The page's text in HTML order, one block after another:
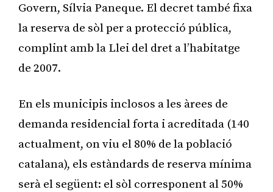
Govern, Sílvia Paneque. El decret també fixa
la reserva de sòl per a protecció pública,
complint amb la Llei del dret a l’habitatge
de 2007.
En els municipis inclosos a les àrees de
demanda residencial forta i acreditada (140
actualment, on viu el 80% de la població
catalana), els estàndards de reserva mínima
serà el següent: el sòl corresponent al 50%